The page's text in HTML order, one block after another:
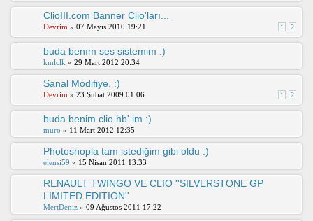
ClioIII.com Banner Clio'ları...
1 2
Devrim » 07 Mayıs 2010 19:21
buda benım ses sistemim :)
kmlclk » 29 Mart 2012 20:34
Sanal Modifiye. :)
1 2
Devrim » 23 Şubat 2009 01:06
buda benim clio hb' im :)
muro » 11 Mart 2012 12:35
Photoshopla tam istediğim gibi oldu :)
elensi59 » 15 Nisan 2011 13:33
RENAULT TWINGO VE CLIO ''SILVERSTONE GP
LIMITED EDITION''
MertDeniz » 09 Ağustos 2011 17:22